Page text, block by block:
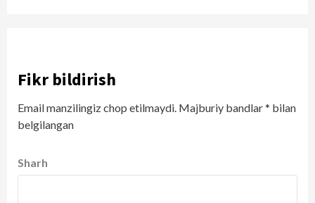
Fikr bildirish
Email manzilingiz chop etilmaydi. Majburiy bandlar* bilan
belgilangan
Sharh